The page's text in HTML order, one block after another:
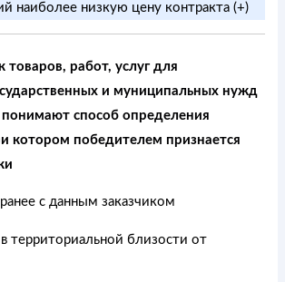
наиболее низкую цену контракта (+)
товаров, работ, услуг для
и муниципальных нужд
способ определения
котором победителем признается
с данным заказчиком
территориальной близости от